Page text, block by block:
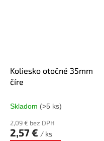
Koliesko otočné 35mm
číre
Skladom (>5 ks)
2,09 € bez DPH
2,57 € / ks